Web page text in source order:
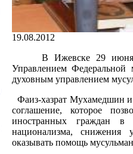
19.08.2012
В Ижевске 29 июня
Управлением
духовным управлением
Фаиз-хазрат Мухамедшин
соглашение, которое
иностранных граждан в
национализма, снижения
оказывать помощь